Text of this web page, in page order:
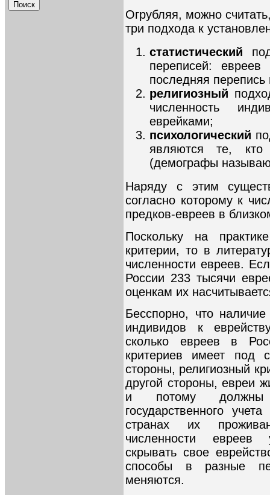
Огрубляя, можно
три подхода к
статистический
переписей: евреев
последняя перепись
религиозный
численность
еврейками;
психологический
являются те,
(демографы
Наряду с этим
согласно которому к
предков-евреев в
Поскольку на
критерии, то в
численности евреев.
России 233 тысячи
оценкам их
Бесспорно, что
индивидов к
сколько евреев в
критериев имеет под
стороны, религиозный
другой стороны, евреи
и потому должны
государственного
странах их
численности евреев
скрывать свое
способы в разные
меняются.